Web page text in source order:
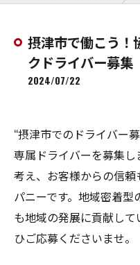
摂津市で働こう！
クドライバー募集
2024/07/22
“摂津市でのドライバー
専属ドライバーを募集
考え、お客様からの信
パニーです。地域密着
も地域の発展に貢献し
ひご応募くださいませ。